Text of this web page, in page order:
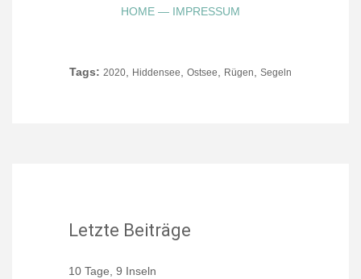
HOME — IMPRESSUM
Tags: 2020 Hiddensee Ostsee Rügen Segeln
Letzte Beiträge
10 Tage, 9 Inseln